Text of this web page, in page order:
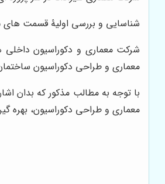
شناسایی و بررسی اولیۀ قسمت های
شرکت معماری و دکوراسیون
معماری و طراحی دکوراسیون
با توجه به مطالب مذکور که بدان
معماری و طراحی دکوراسیون، بهره